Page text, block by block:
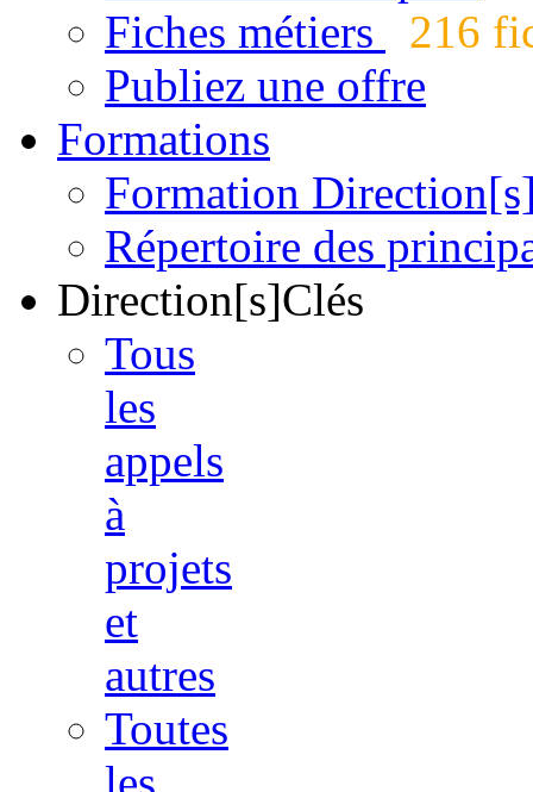
Fiches métiers
216
Publiez une offre
Formations
Formation
Répertoire des
Direction[s]Clés
Tous
les
appels
à
projets
et
autres
Toutes
les